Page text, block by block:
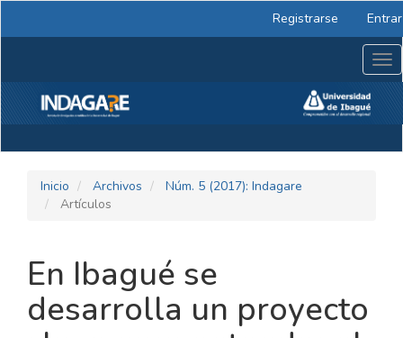
lateral
Registrarse Entrar
Inicio Archivos
Núm. 5 (2017): Indagare
Artículos
En Ibagué se
desarrolla un proyecto